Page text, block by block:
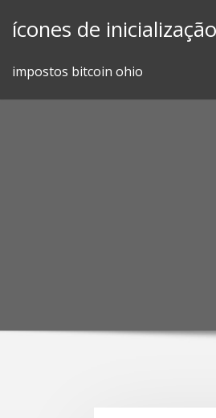
ícones de inicialização
impostos bitcoin ohio